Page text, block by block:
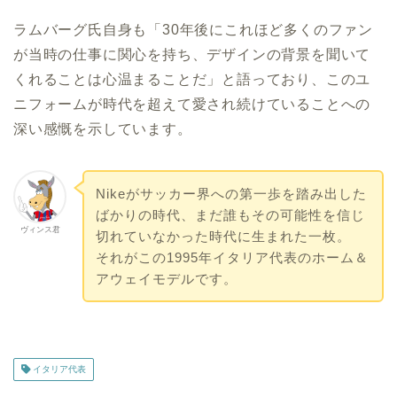
ラムバーグ氏自身も「30年後にこれほど多くのファン
が当時の仕事に関心を持ち、デザインの背景を聞いて
くれることは心温まることだ」と語っており、このユ
ニフォームが時代を超えて愛され続けていることへの
深い感慨を示しています。
ヴィンス君
Nikeがサッカー界への第一歩を踏み出した
ばかりの時代、まだ誰もその可能性を信じ
切れていなかった時代に生まれた一枚。
それがこの1995年イタリア代表のホーム＆
アウェイモデルです。
イタリア代表